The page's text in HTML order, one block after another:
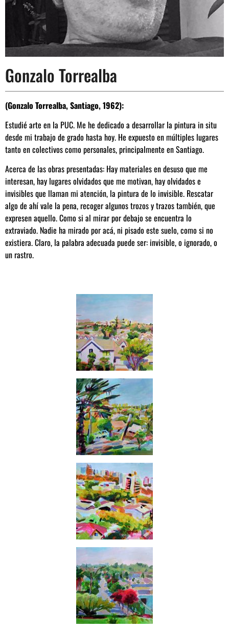
Gonzalo Torrealba
(Gonzalo Torrealba, Santiago, 1962):
Estudié arte en la PUC. Me he dedicado a desarrollar la pintura in situ
desde mi trabajo de grado hasta hoy. He expuesto en múltiples lugares
tanto en colectivos como personales, principalmente en Santiago.
Acerca de las obras presentadas: Hay materiales en desuso que me
interesan, hay lugares olvidados que me motivan, hay olvidados e
invisibles que llaman mi atención, la pintura de lo invisible. Rescatar
algo de ahí vale la pena, recoger algunos trozos y trazos también, que
expresen aquello. Como si al mirar por debajo se encuentra lo
extraviado. Nadie ha mirado por acá, ni pisado este suelo, como si no
existiera. Claro, la palabra adecuada puede ser: invisible, o ignorado, o
un rastro.